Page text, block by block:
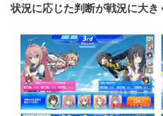
状況に応じた判断が戦況に大き